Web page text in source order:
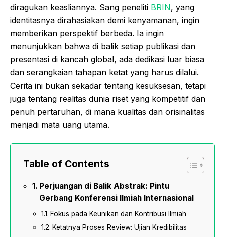
diragukan keasliannya. Sang peneliti BRIN, yang
identitasnya dirahasiakan demi kenyamanan, ingin
memberikan perspektif berbeda. Ia ingin
menunjukkan bahwa di balik setiap publikasi dan
presentasi di kancah global, ada dedikasi luar biasa
dan serangkaian tahapan ketat yang harus dilalui.
Cerita ini bukan sekadar tentang kesuksesan, tetapi
juga tentang realitas dunia riset yang kompetitif dan
penuh pertaruhan, di mana kualitas dan orisinalitas
menjadi mata uang utama.
Table of Contents
Perjuangan di Balik Abstrak: Pintu
Gerbang Konferensi Ilmiah Internasional
Fokus pada Keunikan dan Kontribusi Ilmiah
Ketatnya Proses Review: Ujian Kredibilitas